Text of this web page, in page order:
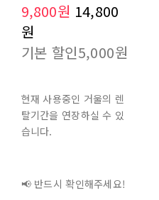
9,800원 14,800
원
기본 할인5,000원
현재 사용중인 거울의 렌
탈기간을 연장하실 수 있
습니다.
📢 반드시 확인해주세요!